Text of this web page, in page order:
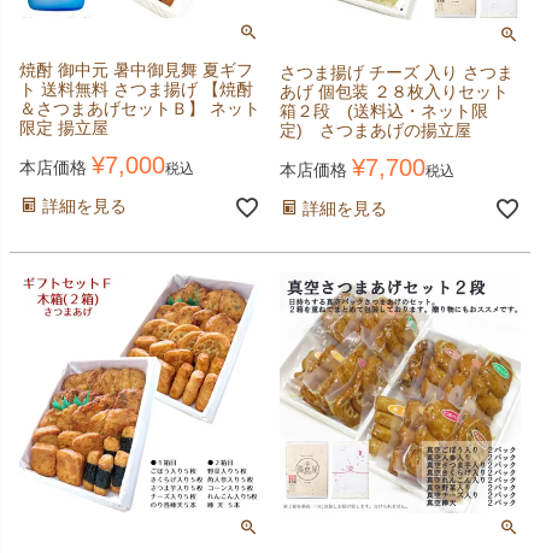
焼酎 御中元 暑中御見舞 夏ギフ
ト 送料無料 さつま揚げ 【焼酎
＆さつまあげセットＢ】 ネット
限定 揚立屋
本店価格 ¥7,000税込
詳細を見る
さつま揚げ チーズ 入り さつま
あげ 個包装 ２８枚入りセット
箱２段 (送料込・ネット限
定) さつまあげの揚立屋
本店価格 ¥7,700税込
詳細を見る